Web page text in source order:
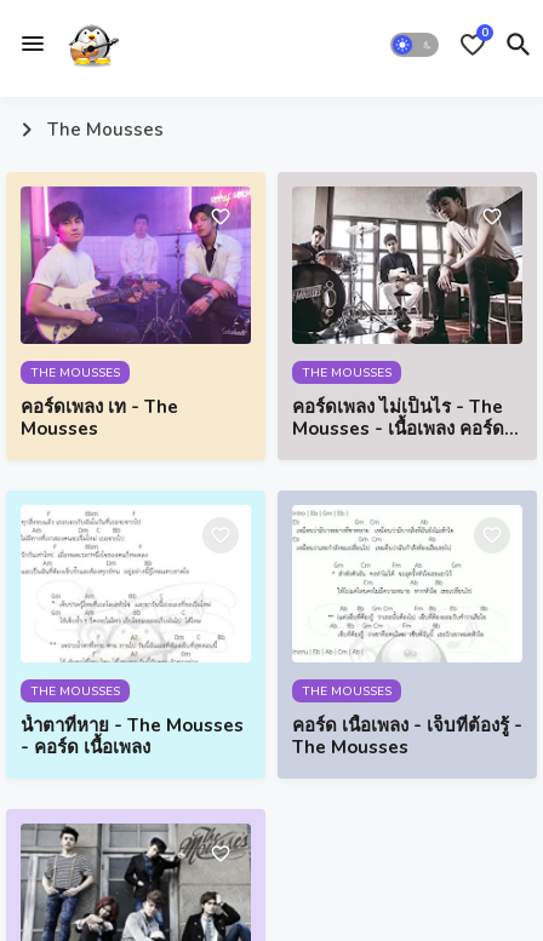
0
The Mousses
THE MOUSSES
คอร์ดเพลง เท - The
Mousses
THE MOUSSES
คอร์ดเพลง ไม่เป็นไร - The
Mousses - เนื้อเพลง คอร์ด
THE MOUSSES
น้ำตาที่หาย - The Mousses
- คอร์ด เนื้อเพลง
THE MOUSSES
คอร์ด เนื้อเพลง - เจ็บที่ต้องรู้ -
The Mousses